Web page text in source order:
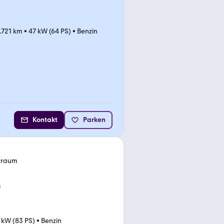
km • 47 kW (64 PS) • Benzin
Kontakt Parken
kW (83 PS) • Benzin